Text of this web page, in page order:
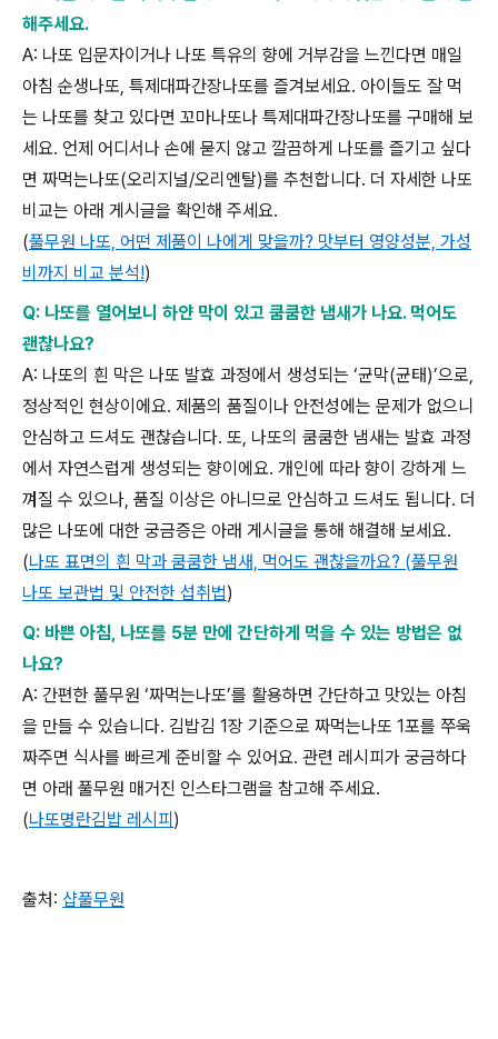
해주세요.
A: 나또 입문자이거나 나또 특유의 향에 거부감을 느낀다면 매일
아침 순생나또, 특제대파간장나또를 즐겨보세요. 아이들도 잘 먹
는 나또를 찾고 있다면 꼬마나또나 특제대파간장나또를 구매해 보
세요. 언제 어디서나 손에 묻지 않고 깔끔하게 나또를 즐기고 싶다
면 짜먹는나또(오리지널/오리엔탈)를 추천합니다. 더 자세한 나또
비교는 아래 게시글을 확인해 주세요.
(풀무원 나또, 어떤 제품이 나에게 맞을까? 맛부터 영양성분, 가성
비까지 비교 분석!)
Q: 나또를 열어보니 하얀 막이 있고 쿰쿰한 냄새가 나요. 먹어도
괜찮나요?
A: 나또의 흰 막은 나또 발효 과정에서 생성되는 ‘균막(균태)’으로,
정상적인 현상이에요. 제품의 품질이나 안전성에는 문제가 없으니
안심하고 드셔도 괜찮습니다. 또, 나또의 쿰쿰한 냄새는 발효 과정
에서 자연스럽게 생성되는 향이에요. 개인에 따라 향이 강하게 느
껴질 수 있으나, 품질 이상은 아니므로 안심하고 드셔도 됩니다. 더
많은 나또에 대한 궁금증은 아래 게시글을 통해 해결해 보세요.
(나또 표면의 흰 막과 쿰쿰한 냄새, 먹어도 괜찮을까요? (풀무원
나또 보관법 및 안전한 섭취법)
Q: 바쁜 아침, 나또를 5분 만에 간단하게 먹을 수 있는 방법은 없
나요?
A: 간편한 풀무원 ‘짜먹는나또’를 활용하면 간단하고 맛있는 아침
을 만들 수 있습니다. 김밥김 1장 기준으로 짜먹는나또 1포를 쭈욱
짜주면 식사를 빠르게 준비할 수 있어요. 관련 레시피가 궁금하다
면 아래 풀무원 매거진 인스타그램을 참고해 주세요.
(나또명란김밥 레시피 )
출처 : 샵풀무원